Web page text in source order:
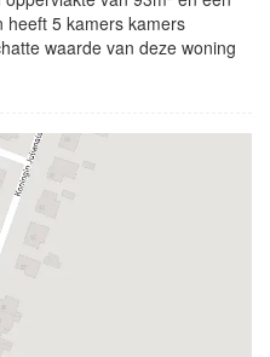
heeft 5 kamers kamers
waarde van deze woning